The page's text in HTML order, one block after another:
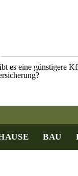
es eine günstigere
BAU